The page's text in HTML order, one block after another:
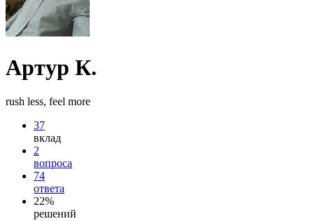
Артур К.
rush less, feel more
37
вклад
2
вопроса
74
ответа
22%
решений